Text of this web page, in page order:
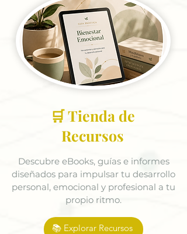
🛒 Tienda de
Recursos
Descubre eBooks, guías e informes
diseñados para impulsar tu desarrollo
personal, emocional y profesional a tu
propio ritmo.
📚 Explorar Recursos